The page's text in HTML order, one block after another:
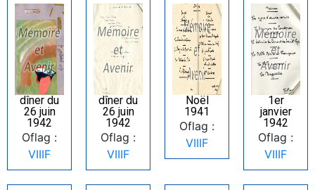
dîner du
26 juin
1942
Oflag :
VIIIF
dîner du
26 juin
1942
Oflag :
VIIIF
Noël
1941
Oflag :
VIIIF
1er
janvier
1942
Oflag :
VIIIF